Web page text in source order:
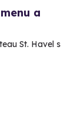
a
St. Havel s